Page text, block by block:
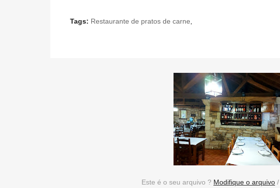
Tags: Restaurante de pratos de carne,
Este é o seu arquivo ? Modifique o arquivo /